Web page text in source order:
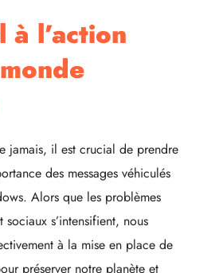
à l’action
jamais, il est crucial de prendre
des messages véhiculés
Alors que les problèmes
sociaux s’intensifient, nous
à la mise en place de
préserver notre planète et